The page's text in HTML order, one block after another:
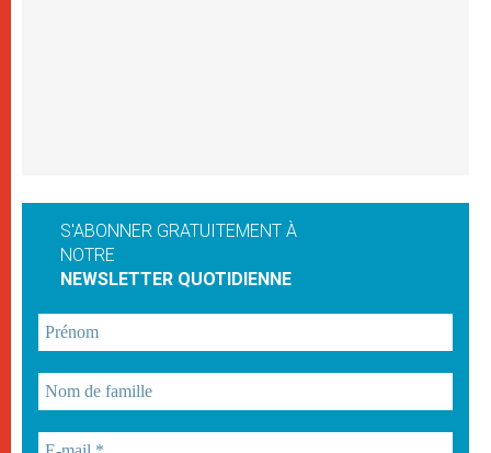
S'ABONNER GRATUITEMENT À
NOTRE
NEWSLETTER QUOTIDIENNE